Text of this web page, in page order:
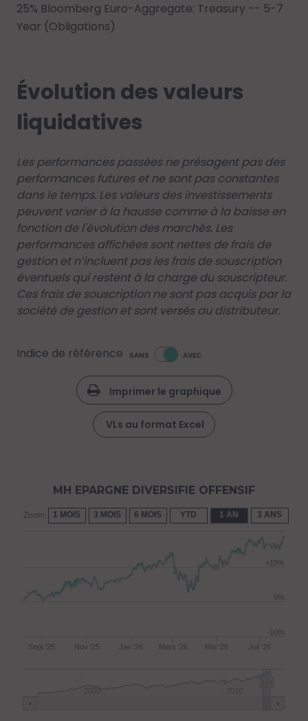
25% Bloomberg Euro-Aggregate: Treasury -- 5-7
Year (Obligations)
Évolution des valeurs
liquidatives
Les performances passées ne présagent pas des
performances futures et ne sont pas constantes
dans le temps. Les valeurs des investissements
peuvent varier à la hausse comme à la baisse en
fonction de l'évolution des marchés. Les
performances affichées sont nettes de frais de
gestion et n’incluent pas les frais de souscription
éventuels qui restent à la charge du souscripteur.
Ces frais de souscription ne sont pas acquis par la
société de gestion et sont versés au distributeur.
Indice de référence SANS AVEC
Imprimer le graphique
VLs au format Excel
Zoom 1 MOIS 3 MOIS 6 MOIS YTD 1 AN 3 ANS
MH EPARGNE DIVERSIFIE OFFENSIF
Sept '25 Nov '25 Jan '26 Mars '26 Mai '26 Juil '26
-10%
0%
+10%